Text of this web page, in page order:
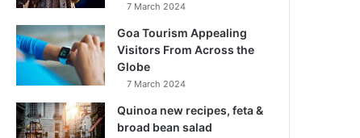
7 March 2024
Goa Tourism Appealing
Visitors From Across the
Globe
7 March 2024
Quinoa new recipes, feta &
broad bean salad